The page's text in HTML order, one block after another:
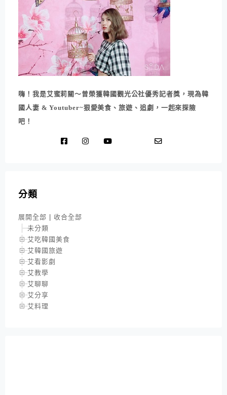
嗨！我是艾蜜莉關～曾榮獲韓國觀光公社優秀記者獎，現為韓
國人妻 & Youtuber~狠愛美食、旅遊、追劇，一起來探險
吧！
分類
展開全部 | 收合全部
未分類
艾吃韓國美食
艾韓國旅遊
艾看影劇
艾教學
艾聊聊
艾分享
艾料理